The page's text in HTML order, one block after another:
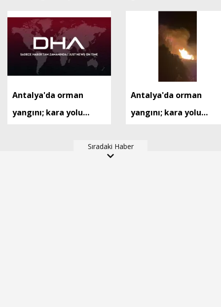
Antalya'da orman
yangını; kara yolu
Antalya'da orman
yangını; kara yolu
kapatıldı
Sıradaki Haber